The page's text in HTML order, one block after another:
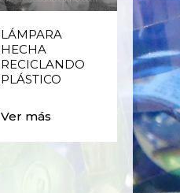
LÁMPARA
HECHA
RECICLANDO
PLÁSTICO
Ver más